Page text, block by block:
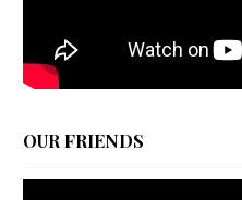
OUR FRIENDS